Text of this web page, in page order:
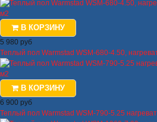
В КОРЗИНУ
5 980 руб
Теплый пол Warmstad WSM-680-4.50,
В КОРЗИНУ
6 900 руб
Теплый пол Warmstad WSM-790-5.25